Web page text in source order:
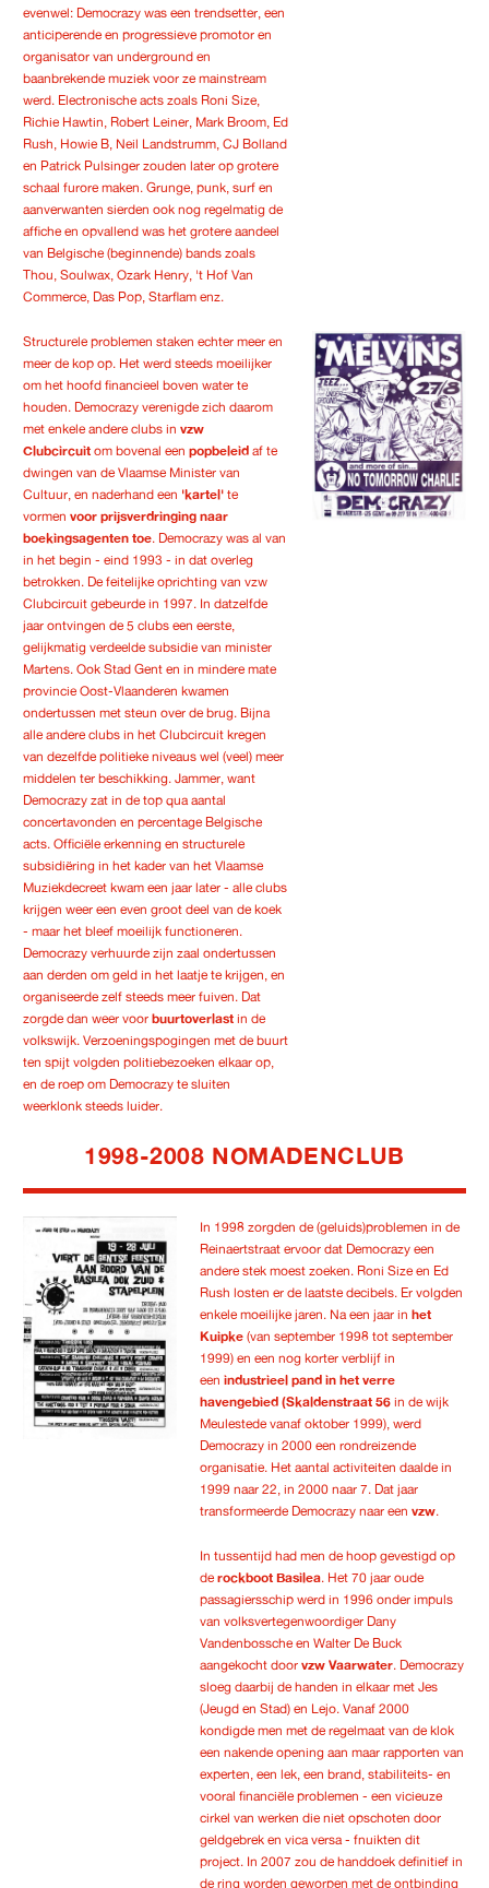
evenwel: Democrazy was een trendsetter, een
anticiperende en progressieve promotor en
organisator van underground en
baanbrekende muziek voor ze mainstream
werd. Electronische acts zoals Roni Size,
Richie Hawtin, Robert Leiner, Mark Broom, Ed
Rush, Howie B, Neil Landstrumm, CJ Bolland
en Patrick Pulsinger zouden later op grotere
schaal furore maken. Grunge, punk, surf en
aanverwanten sierden ook nog regelmatig de
affiche en opvallend was het grotere aandeel
van Belgische (beginnende) bands zoals
Thou, Soulwax, Ozark Henry, 't Hof Van
Commerce, Das Pop, Starflam enz.
Structurele problemen staken echter meer en
meer de kop op. Het werd steeds moeilijker
om het hoofd financieel boven water te
houden. Democrazy verenigde zich daarom
met enkele andere clubs in vzw
Clubcircuitom bovenal een popbeleidaf te
dwingen van de Vlaamse Minister van
Cultuur, en naderhand een 'kartel'te
vormen voor prijsverdringing naar
boekingsagenten toe. Democrazy was al van
in het begin - eind 1993 - in dat overleg
betrokken. De feitelijke oprichting van vzw
Clubcircuit gebeurde in 1997. In datzelfde
jaar ontvingen de 5 clubs een eerste,
gelijkmatig verdeelde subsidie van minister
Martens. Ook Stad Gent en in mindere mate
provincie Oost-Vlaanderen kwamen
ondertussen met steun over de brug. Bijna
alle andere clubs in het Clubcircuit kregen
van dezelfde politieke niveaus wel (veel) meer
middelen ter beschikking. Jammer, want
Democrazy zat in de top qua aantal
concertavonden en percentage Belgische
acts. Officiële erkenning en structurele
subsidiëring in het kader van het Vlaamse
Muziekdecreet kwam een jaar later - alle clubs
krijgen weer een even groot deel van de koek
- maar het bleef moeilijk functioneren.
Democrazy verhuurde zijn zaal ondertussen
aan derden om geld in het laatje te krijgen, en
organiseerde zelf steeds meer fuiven. Dat
zorgde dan weer voor buurtoverlastin de
volkswijk. Verzoeningspogingen met de buurt
ten spijt volgden politiebezoeken elkaar op,
en de roep om Democrazy te sluiten
weerklonk steeds luider.
1998-2008 NOMADENCLUB
In 1998 zorgden de (geluids)problemen in de
Reinaertstraat ervoor dat Democrazy een
andere stek moest zoeken. Roni Size en Ed
Rush losten er de laatste decibels. Er volgden
enkele moeilijke jaren. Na een jaar inhet
Kuipke (van september 1998 tot september
1999) en een nog korter verblijf in
eenindustrieel pand in het verre
havengebied (Skaldenstraat 56 in de wijk
Meulestede vanaf oktober 1999), werd
Democrazy in 2000 een rondreizende
organisatie. Het aantal activiteiten daalde in
1999 naar 22, in 2000 naar 7. Dat jaar
transformeerde Democrazy naar eenvzw.
In tussentijd had men de hoop gevestigd op
derockboot Basilea. Het 70 jaar oude
passagiersschip werd in 1996 onder impuls
van volksvertegenwoordiger Dany
Vandenbossche en Walter De Buck
aangekocht doorvzw Vaarwater. Democrazy
sloeg daarbij de handen in elkaar met Jes
(Jeugd en Stad) en Lejo. Vanaf 2000
kondigde men met de regelmaat van de klok
een nakende opening aan maar rapporten van
experten, een lek, een brand, stabiliteits- en
vooral financiële problemen - een vicieuze
cirkel van werken die niet opschoten door
geldgebrek en vica versa - fnuikten dit
project. In 2007 zou de handdoek definitief in
de ring worden geworpen met de ontbinding